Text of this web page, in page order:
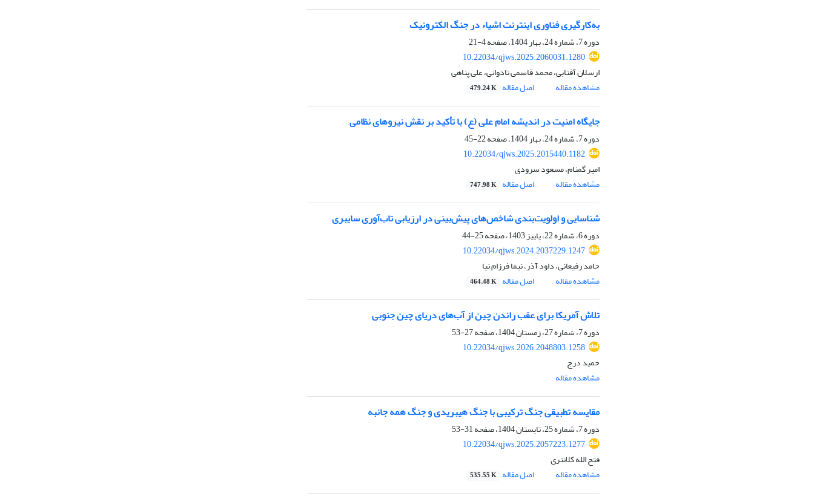
به‌کارگیری فناوری اینترنت اشیاء در جنگ الکترونیک
دوره 7، شماره 24، بهار 1404، صفحه
4-21
10.22034/qjws.2025.2060031.1280
ارسلان آفتابی، محمد قاسمی تادوانی، علی پناهی
مشاهده مقاله
اصل مقاله 479.24 K
جایگاه امنیت در اندیشه امام علی (ع) با تأکید بر نقش نیروهای نظامی
دوره 7، شماره 24، بهار 1404، صفحه
22-45
10.22034/qjws.2025.2015440.1182
امیر گمنام، مسعود سرودی
مشاهده مقاله
اصل مقاله 747.98 K
شناسایی و اولویت‌بندی شاخص‌های پیش‌بینی در ارزیابی تاب‌آوری سایبری
دوره 6، شماره 22، پاییز 1403، صفحه
25-44
10.22034/qjws.2024.2037229.1247
حامد رفیعانی، داود آذر، نیما فرزام نیا
مشاهده مقاله
اصل مقاله 464.48 K
تلاش آمریکا برای عقب راندن چین از آب‌های دریای چین جنوبی
دوره 7، شماره 27، زمستان 1404، صفحه
27-53
10.22034/qjws.2026.2048803.1258
حمید درج
مشاهده مقاله
مقایسه تطبیقی جنگ ترکیبی با جنگ هیبریدی و جنگ همه جانبه
دوره 7، شماره 25، تابستان 1404، صفحه
31-53
10.22034/qjws.2025.2057223.1277
فتح الله کلانتری
مشاهده مقاله
اصل مقاله 535.55 K